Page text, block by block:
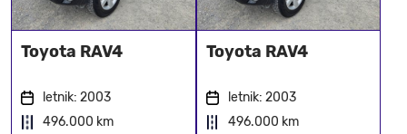
Toyota RAV4
letnik: 2003
496.000 km
Toyota RAV4
letnik: 2003
496.000 km